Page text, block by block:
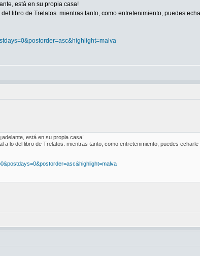
está en su propia casa!
libro de Trelatos. mientras tanto, como entretenimiento, puedes
está en su propia casa!
a lo del libro de Trelatos. mientras tanto, como entretenimiento, puedes